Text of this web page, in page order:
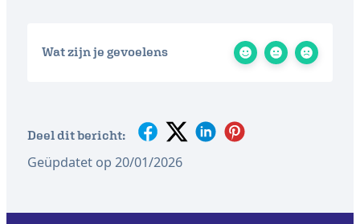
Wat zijn je gevoelens
Deel dit bericht:
Geüpdatet op 20/01/2026